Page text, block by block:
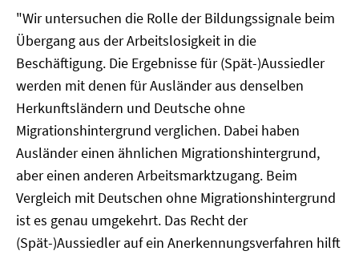
"Wir untersuchen die Rolle der Bildungssignale beim
Übergang aus der Arbeitslosigkeit in die
Beschäftigung. Die Ergebnisse für (Spät-)Aussiedler
werden mit denen für Ausländer aus denselben
Herkunftsländern und Deutsche ohne
Migrationshintergrund verglichen. Dabei haben
Ausländer einen ähnlichen Migrationshintergrund,
aber einen anderen Arbeitsmarktzugang. Beim
Vergleich mit Deutschen ohne Migrationshintergrund
ist es genau umgekehrt. Das Recht der
(Spät-)Aussiedler auf ein Anerkennungsverfahren hilft